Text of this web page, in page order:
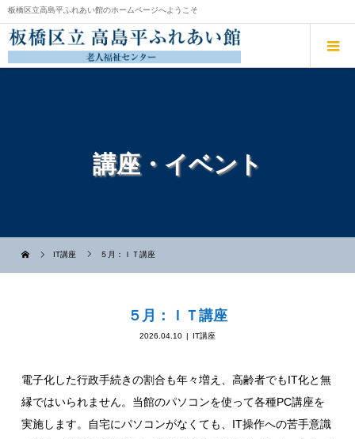
板橋区立高島平ふれあい館のホームページへようこそ
講座・イベント
IT講座 ５月：ＩＴ講座
５月：ＩＴ講座
2026.04.10 IT講座
電子化した行政手続きの割合も年々増え、高齢者でもIT化と無
縁ではいられません。当館のパソコンを使って各種PC講座を
実施します。自宅にパソコンがなくても、IT操作への苦手意識